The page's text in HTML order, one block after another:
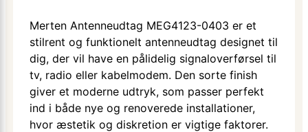
Merten Antenneudtag MEG4123-0403 er et
stilrent og funktionelt antenneudtag designet til
dig, der vil have en pålidelig signaloverførsel til
tv, radio eller kabelmodem. Den sorte finish
giver et moderne udtryk, som passer perfekt
ind i både nye og renoverede installationer,
hvor æstetik og diskretion er vigtige faktorer.